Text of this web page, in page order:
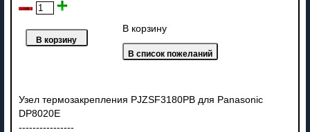
В корзину
Узел термозакрепления PJZSF3180PB для Panasonic
DP8020E
----------------